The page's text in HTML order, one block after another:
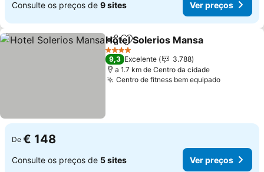
Consulte os preços de 9 sites Ver preços
PartilharAdicionar aos favoritos
Hotel Solerios Mansa
4 Estrelas
9,3 Excelente
3.788
a 1.7 km de Centro da cidade
Centro de fitness bem equipadoVer
De € 148
Consulte os preços de 5 sites Ver preços